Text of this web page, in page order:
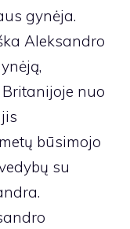
gynėja.
Aleksandro
nuo
būsimojo
su